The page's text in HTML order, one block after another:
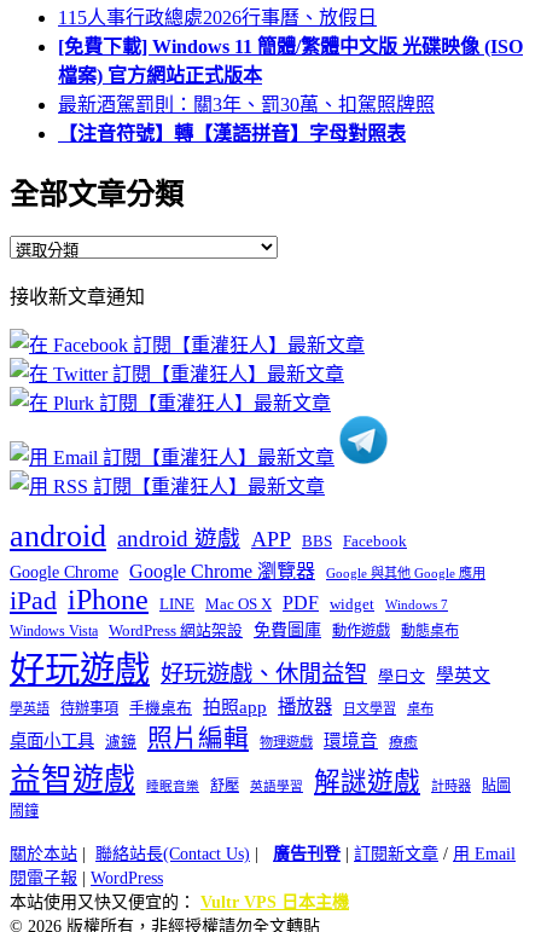
115人事行政總處2026行事曆、放假日
[免費下載] Windows 11 簡體/繁體中文版 光碟映像 (ISO
檔案) 官方網站正式版本
最新酒駕罰則：關3年、罰30萬、扣駕照牌照
【注音符號】轉【漢語拼音】字母對照表
全部文章分類
全
文
章
分
類
接收新文章通知
android android 遊戲 APP BBS Facebook
Google Chrome Google Chrome 瀏覽器 Google 與其他 Google 應用
iPad iPhone LINE Mac OS X PDF widget Windows 7
Windows Vista WordPress 網站架設 免費圖庫 動作遊戲 動態桌布
好玩遊戲 好玩遊戲、休閒益智 學日文 學英文
學英語 待辦事項 手機桌布 拍照app 播放器 日文學習 桌布
桌面小工具 濾鏡 照片編輯 物理遊戲 環境音 療癒
益智遊戲 睡眠音樂 舒壓 英語學習 解謎遊戲 計時器
貼圖
鬧鐘
關於本站 聯絡站長(Contact Us) 廣告刊登| 訂閱新文章 / 用 Email
閱電子報
WordPress
本站使用又快又便宜的： Vultr VPS 日本主機
© 2026 版權所有，非經授權請勿全文轉貼